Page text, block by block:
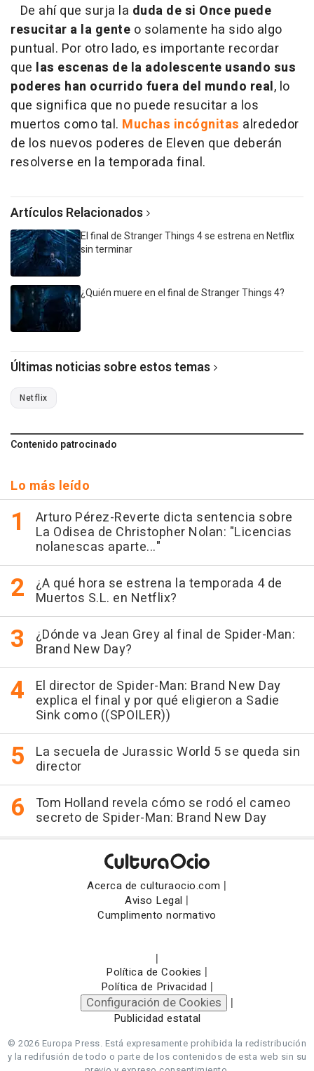
De ahí que surja la duda de si Once puede
resucitar a la gente o solamente ha sido algo
puntual. Por otro lado, es importante recordar
que las escenas de la adolescente usando sus
poderes han ocurrido fuera del mundo real, lo
que significa que no puede resucitar a los
muertos como tal. Muchas incógnitas alrededor
de los nuevos poderes de Eleven que deberán
resolverse en la temporada final.
Artículos Relacionados
El final de Stranger Things 4 se estrena en Netflix
sin terminar
¿Quién muere en el final de Stranger Things 4?
Últimas noticias sobre estos temas
Netflix
Contenido patrocinado
Lo más leído
Arturo Pérez-Reverte dicta sentencia sobre
La Odisea de Christopher Nolan: "Licencias
nolanescas aparte..."
¿A qué hora se estrena la temporada 4 de
Muertos S.L. en Netflix?
¿Dónde va Jean Grey al final de Spider-Man:
Brand New Day?
El director de Spider-Man: Brand New Day
explica el final y por qué eligieron a Sadie
Sink como ((SPOILER))
La secuela de Jurassic World 5 se queda sin
director
Tom Holland revela cómo se rodó el cameo
secreto de Spider-Man: Brand New Day
Acerca de culturaocio.com |
Aviso Legal |
Cumplimento normativo
|
Política de Cookies |
Política de Privacidad |
Configuración de Cookies |
Publicidad estatal
© 2026 Europa Press. Está expresamente prohibida la redistribución
y la redifusión de todo o parte de los contenidos de esta web sin su